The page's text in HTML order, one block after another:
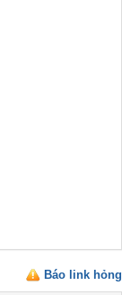
Báo link hỏng